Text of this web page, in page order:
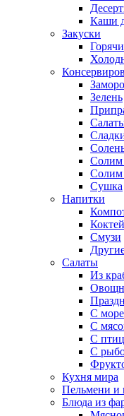
Каши
Закуски
Зелень
Солим
Солим
Сушка
Напитки
Смузи
Салаты
Из
С
С
С
С
Кухня мира
Пельмени и
Блюда из